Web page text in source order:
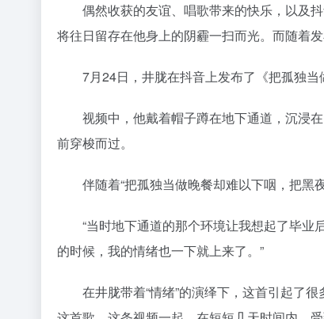
偶然收获的友谊、唱歌带来的快乐，以及抖
将往日留存在他身上的阴霾一扫而光。而随着
7月24日，井胧在抖音上发布了《把孤独当
视频中，他戴着帽子蹲在地下通道，沉浸在
前穿梭而过。
伴随着“把孤独当做晚餐却难以下咽，把黑夜
“当时地下通道的那个环境让我想起了毕业
的时候，我的情绪也一下就上来了。”
在井胧带着“情绪”的演绎下，这首引起了很